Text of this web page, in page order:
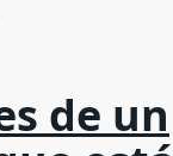
de un